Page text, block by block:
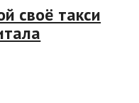
своё такси